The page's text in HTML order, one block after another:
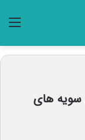
سویه های